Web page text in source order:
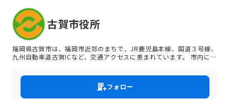
古賀市役所
福岡県古賀市は、福岡市近郊のまちで、JR鹿児島本線、国道３号線、
九州自動車道古賀ICなど、交通アクセスに恵まれています。 市内には
す。 ※採用試験以外（任期付職員の随時募集、会計年度任用職員）の
募集情報は市ＨＰをご覧ください。フォロー